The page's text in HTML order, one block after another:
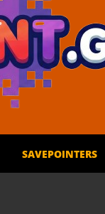
SAVEPOINTERS